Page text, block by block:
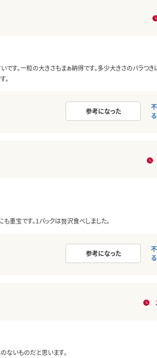
す。一粒の大きさもまぁ納得です。多少大きさのバラつ
。
参考になった
る
重宝です。1パックは贅沢食べしました。
参考になった
る
ないものだと思います。